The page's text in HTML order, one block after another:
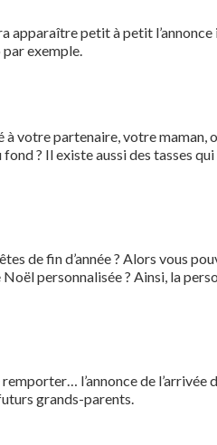
apparaître petit à petit
exemple.
votre partenaire, votre maman,
? Il existe aussi des tasses
de fin d’année ? Alors vous
personnalisée ? Ainsi, la
l’annonce de l’arrivée
grands-parents.